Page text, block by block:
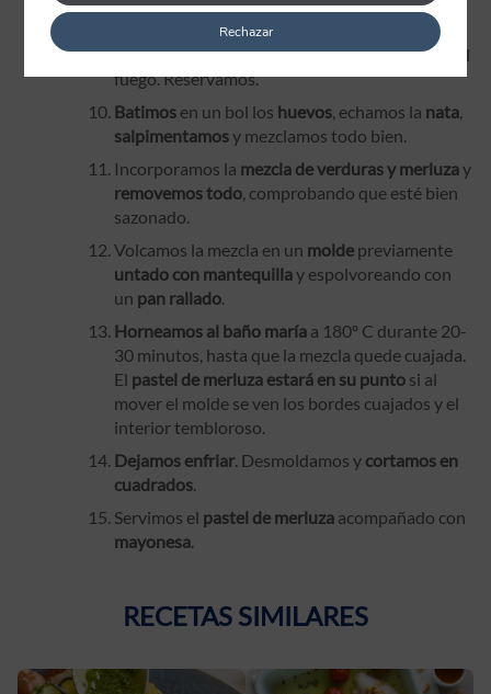
minuto más. Removemos.
Añadimos lamerluza desmigadayretiramos
del
fuego. Reservamos.
Batimos en un bol los huevos, echamos la nata,
salpimentamosy mezclamos todo bien.
Incorporamos la mezcla de verduras y merluzay
removemos todo, comprobando que esté bien
sazonado.
Volcamos la mezcla en un molde previamente
untado con mantequillay espolvoreando con
un pan rallado.
Horneamos al baño maría a 180º C durante 20-
30 minutos, hasta que la mezcla quede cuajada.
El pastel de merluza estará en su punto si al
mover el molde se ven los bordes cuajados y el
interior tembloroso.
Dejamos enfriar. Desmoldamos y cortamos en
cuadrados.
Servimos el pastel de merluza acompañado con
mayonesa.
RECETAS SIMILARES
Rechazar